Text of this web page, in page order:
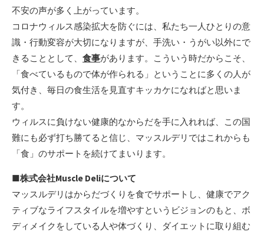
不安の声が多く上がっています。
コロナウィルス感染拡大を防ぐには、私たち一人ひとりの意
識・行動変容が大切になりますが、手洗い・うがい以外にで
きることとして、 食事があります。こういう時だからこそ、
「食べているもので体が作られる」ということに多くの人が
気付き、毎日の食生活を見直すキッカケになればと思いま
す。
ウィルスに負けない健康的なからだを手に入れれば、この国
難にも必ず打ち勝てると信じ、マッスルデリではこれからも
「食」のサポートを続けてまいります。
■株式会社Muscle Deliについて
マッスルデリはからだづくりを食でサポートし、健康でアク
ティブなライフスタイルを増やすというビジョンのもと、ボ
ディメイクをしている人や体づくり、ダイエットに取り組む